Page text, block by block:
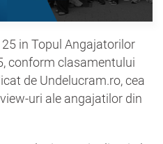
in Topul Angajatorilor
conform clasamentului
de Undelucram.ro, cea
uri ale angajatilor din